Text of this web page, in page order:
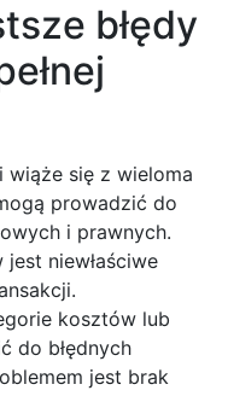
błędy
wiąże się z wieloma
prowadzić do
i prawnych.
niewłaściwe
kosztów lub
do błędnych
jest brak